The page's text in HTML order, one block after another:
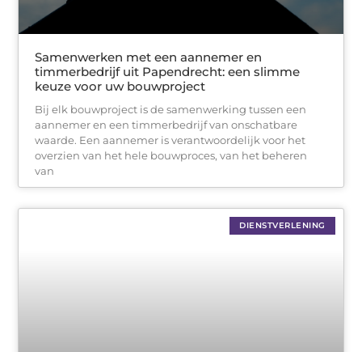
Samenwerken met een aannemer en
timmerbedrijf uit Papendrecht: een slimme
keuze voor uw bouwproject
Bij elk bouwproject is de samenwerking tussen een
aannemer en een timmerbedrijf van onschatbare
waarde. Een aannemer is verantwoordelijk voor het
overzien van het hele bouwproces, van het beheren
van
DIENSTVERLENING